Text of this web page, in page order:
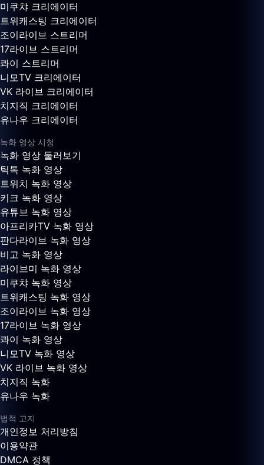
미쿠챠 크리에이터
트위캐스팅 크리에이터
조이라이브 스트리머
17라이브 스트리머
콰이 스트리머
니모TV 크리에이터
VK 라이브 크리에이터
치지직 크리에이터
유나우 크리에이터
녹화 영상 시청
녹화 영상 둘러보기
틱톡 녹화 영상
트위치 녹화 영상
키크 녹화 영상
유튜브 녹화 영상
아프리카TV 녹화 영상
판다라이브 녹화 영상
비고 녹화 영상
라이브미 녹화 영상
미쿠챠 녹화 영상
트위캐스팅 녹화 영상
조이라이브 녹화 영상
17라이브 녹화 영상
콰이 녹화 영상
니모TV 녹화 영상
VK 라이브 녹화 영상
치지직 녹화
유나우 녹화
법적 고지
개인정보 처리방침
이용약관
DMCA 정책